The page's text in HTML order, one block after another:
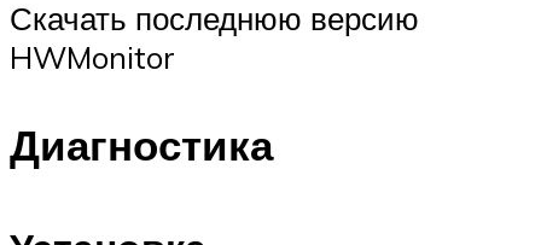
Скачать последнюю версию
HWMonitor
Диагностика